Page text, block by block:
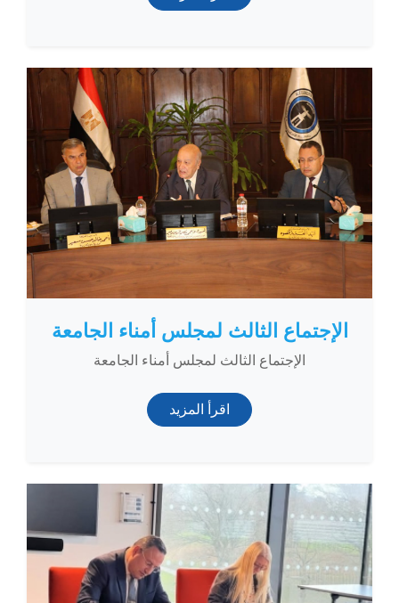
الإجتماع الثالث لمجلس أمناء الجامعة
الإجتماع الثالث لمجلس أمناء الجامعة
اقرأ المزيد